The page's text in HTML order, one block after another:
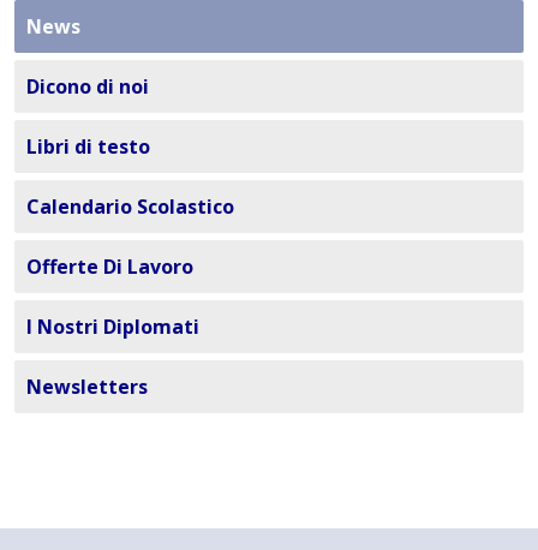
News
Dicono di noi
Libri di testo
Calendario Scolastico
Offerte Di Lavoro
I Nostri Diplomati
Newsletters